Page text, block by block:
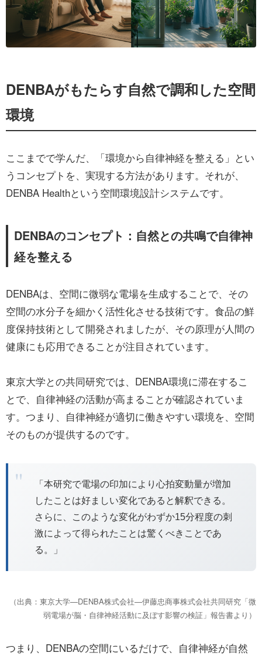
DENBAがもたらす自然で調和した空間
環境
ここまでで学んだ、「環境から自律神経を整える」とい
うコンセプトを、実現する方法があります。それが、
DENBA Healthという空間環境設計システムです。
DENBAのコンセプト：自然との共鳴で自律神
経を整える
DENBAは、空間に微弱な電場を生成することで、その
空間の水分子を細かく活性化させる技術です。食品の鮮
度保持技術として開発されましたが、その原理が人間の
健康にも応用できることが注目されています。
東京大学との共同研究では、DENBA環境に滞在するこ
とで、自律神経の活動が高まることが確認されていま
す。つまり、自律神経が適切に働きやすい環境を、空間
そのものが提供するのです。
「本研究で電場の印加により心拍変動量が増加
したことは好ましい変化であると解釈できる。
さらに、このような変化がわずか15分程度の刺
激によって得られたことは驚くべきことであ
る。」
（出典：東京大学—DENBA株式会社—伊藤忠商事株式会社共同研究「微
弱電場が脳・自律神経活動に及ぼす影響の検証」報告書より）
つまり、DENBAの空間にいるだけで、自律神経が自然